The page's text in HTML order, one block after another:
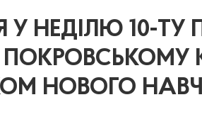
НЕДІЛЮ 10-ТУ
НОВОГО